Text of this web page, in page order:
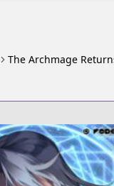
The Archmage